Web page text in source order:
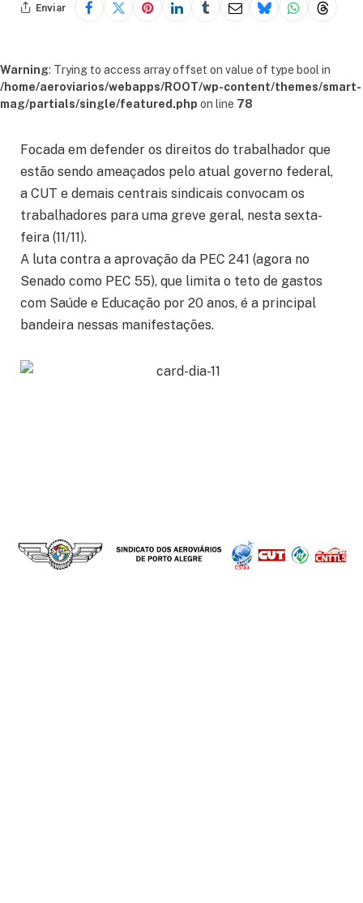
Enviar
Warning: Trying to access array offset on value of type bool in
/home/aeroviarios/webapps/ROOT/wp-content/themes/smart-
mag/partials/single/featured.php on line 78
Focada em defender os direitos do trabalhador que
estão sendo ameaçados pelo atual governo federal,
a CUT e demais centrais sindicais convocam os
trabalhadores para uma greve geral, nesta sexta-
feira (11/11).
A luta contra a aprovação da PEC 241 (agora no
Senado como PEC 55), que limita o teto de gastos
com Saúde e Educação por 20 anos, é a principal
bandeira nessas manifestações.